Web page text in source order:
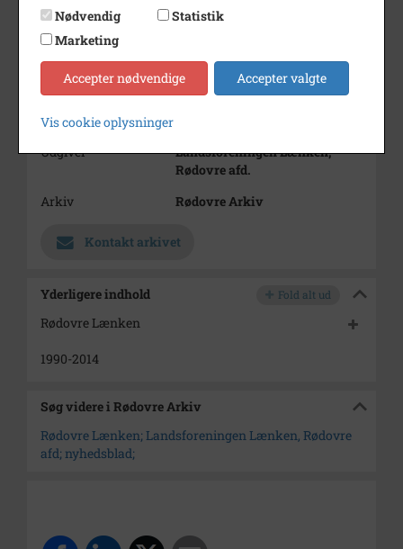
1990 - 2013
Periode
Udgiver
Landsforeningen Lænken,
Rødovre afd.
Arkiv
Rødovre Arkiv
Kontakt arkivet
Yderligere indhold Fold alt ud
Rødovre Lænken
1990-2014
Søg videre i Rødovre Arkiv
Rødovre Lænken; Landsforeningen Lænken, Rødovre
afd; nyhedsblad;
Nødvendig
Statistik
Marketing
Accepter nødvendige Accepter valgte
Vis cookie oplysninger